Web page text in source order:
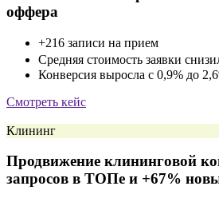
оффера
+216 записи на прием
Средняя стоимость заявки
Конверсия выросла с 0,9% до
Смотреть кейс
Клининг
Продвижение клининговой
запросов в ТОПе и +67%